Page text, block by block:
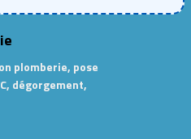
plomberie, pose
dégorgement,